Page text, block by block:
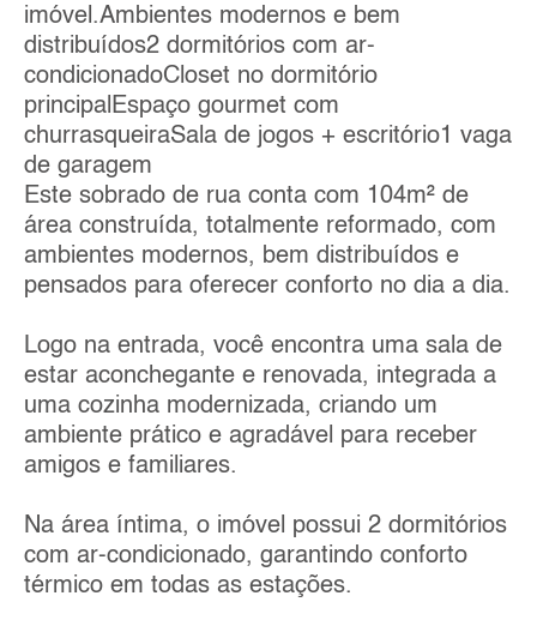
imóvel.Ambientes modernos e bem
distribuídos2 dormitórios com ar-
condicionadoCloset no dormitório
principalEspaço gourmet com
churrasqueiraSala de jogos + escritório1 vaga
de garagem
Este sobrado de rua conta com 104m² de
área construída, totalmente reformado, com
ambientes modernos, bem distribuídos e
pensados para oferecer conforto no dia a dia.
Logo na entrada, você encontra uma sala de
estar aconchegante e renovada, integrada a
uma cozinha modernizada, criando um
ambiente prático e agradável para receber
amigos e familiares.
Na área íntima, o imóvel possui 2 dormitórios
com ar-condicionado, garantindo conforto
térmico em todas as estações.